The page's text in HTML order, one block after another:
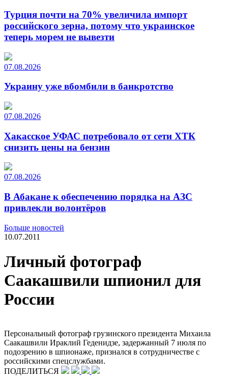
Турция почти на 70% увеличила импорт
российского зерна, потому что украинское
теперь морем не вывезти
07.08.2026
Украину уже вбомбили в банкротство
07.08.2026
Хакасское УФАС потребовало от сети ХТК
снизить цены на бензин
07.08.2026
В Абакане к обеспечению порядка на АЗС
привлекли волонтёров
Больше новостей
10.07.2011
Личный фотограф
Саакашвили шпионил для
России
Персональный фотограф грузинского президента Михаила
Саакашвили Ираклий Геденидзе, задержанный 7 июля по
подозрению в шпионаже, признался в сотрудничестве с
российскими спецслужбами.
ПОДЕЛИТЬСЯ